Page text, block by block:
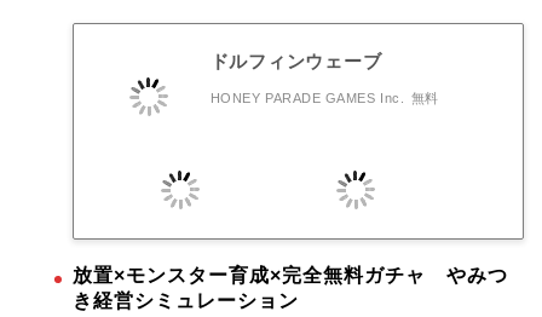
ドルフィンウェーブ
HONEY PARADE GAMES Inc. 無料
放置×モンスター育成×完全無料ガチャ やみつ
き経営シミュレーション